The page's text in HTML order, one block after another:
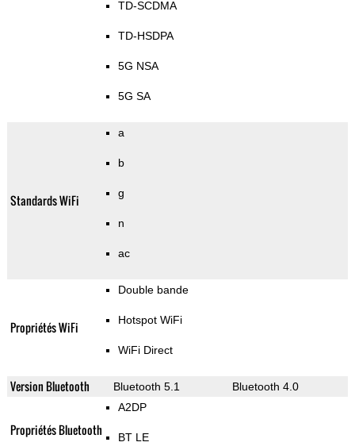
TD-SCDMA
TD-HSDPA
5G NSA
5G SA
Standards WiFi
a
b
g
n
ac
Propriétés WiFi
Double bande
Hotspot WiFi
WiFi Direct
Version Bluetooth Bluetooth 5.1 Bluetooth 4.0
Propriétés Bluetooth
A2DP
BT LE